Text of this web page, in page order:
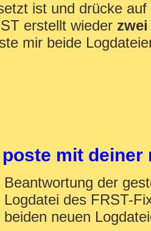
ist und drücke auf
erstellt wieder zwei
mir beide
mit
Beantwortung der
Logdatei des FRST-
beiden neuen